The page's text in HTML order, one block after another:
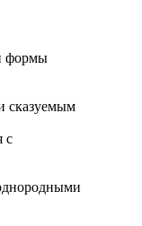
формы
сказуемым
с